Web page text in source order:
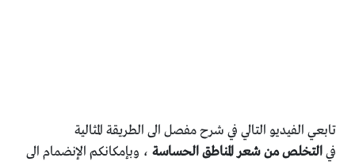
تابعي الفيديو التالي في شرح مفصل الى الطريقة المثالية
فيالتخلص من شعر المناطق الحساسة ، وبإمكانكم الإنضمام الى